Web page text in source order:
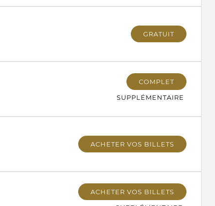
GRATUIT
COMPLET
SUPPLÉMENTAIRE
ACHETER VOS BILLETS
ACHETER VOS BILLETS